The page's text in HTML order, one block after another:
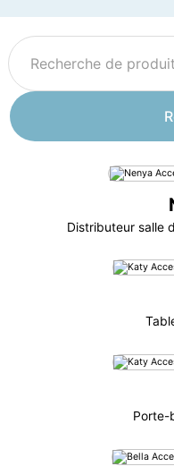
Distributeur salle
Porte-